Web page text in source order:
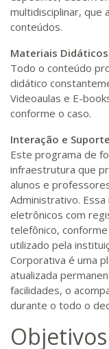
multidisciplinar, que
conteúdos.
Materiais
Todo o conteúdo
didático
Videoaulas e E-
conforme o caso.
Interação e
Este programa de
infraestrutura que
alunos e
Administrativo.
eletrônicos com
telefônico, conforme
utilizado pela
Corporativa é uma
atualizada
facilidades, o
durante o todo o
Objetivos